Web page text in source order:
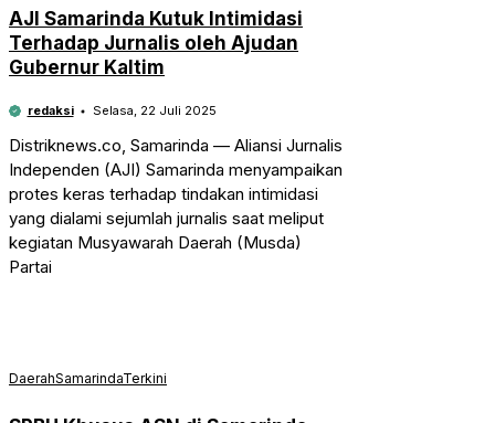
AJI Samarinda Kutuk Intimidasi
Terhadap Jurnalis oleh Ajudan
Gubernur Kaltim
redaksi Selasa, 22 Juli 2025
Distriknews.co, Samarinda — Aliansi Jurnalis
Independen (AJI) Samarinda menyampaikan
protes keras terhadap tindakan intimidasi
yang dialami sejumlah jurnalis saat meliput
kegiatan Musyawarah Daerah (Musda)
Partai
DaerahSamarindaTerkini